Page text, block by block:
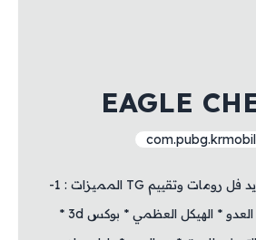
EAGLE
هاك ايجل شيتو الجديد فل رومات وتقييم TG المميزات : 1-
اعدادات الرادار * اسم العدو * الهيكل العظمي * بوكس 3d *